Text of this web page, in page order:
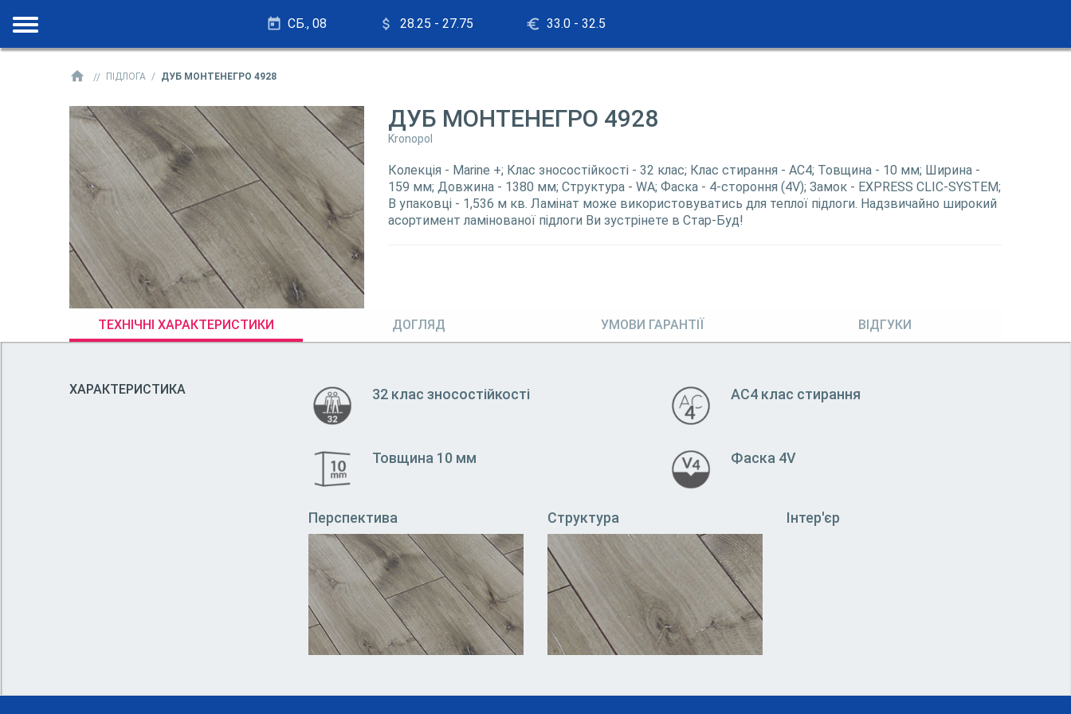
СБ., 08 28.25 - 27.75 33.0 - 32.5
ПІДЛОГА ДУБ МОНТЕНЕГРО 4928
ДУБ МОНТЕНЕГРО 4928
Kronopol
Колекція - Marine +; Клас зносостійкості - 32 клас; Клас стирання - АС4; Товщина - 10 мм; Ширина -
159 мм; Довжина - 1380 мм; Структура - WA; Фаска - 4-стороння (4V); Замок - EXPRESS CLIC-SYSTEM;
В упаковці - 1,536 м кв. Ламінат може використовуватись для теплої підлоги. Надзвичайно широкий
асортимент ламінованої підлоги Ви зустрінете в Стар-Буд!
ТЕХНІЧНІ ХАРАКТЕРИСТИКИ ДОГЛЯД УМОВИ ГАРАНТІЇ ВІДГУКИ
ХАРАКТЕРИСТИКА 32 клас зносостійкості АС4 клас стирання
Товщина 10 мм Фаска 4V
Перспектива Структура Інтер'єр